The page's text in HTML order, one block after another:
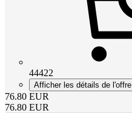
44422
Afficher les détails de l'offre
76.80 EUR
76.80 EUR